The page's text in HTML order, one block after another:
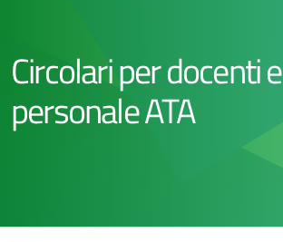
Circolari per docenti e
personale ATA